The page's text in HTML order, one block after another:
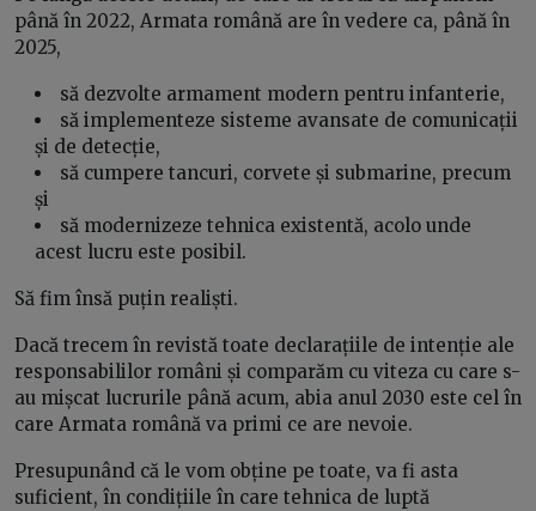
până în 2022, Armata română are în vedere ca, până în
2025,
să dezvolte armament modern pentru infanterie,
să implementeze sisteme avansate de comunicații
și de detecție,
să cumpere tancuri, corvete și submarine, precum
și
să modernizeze tehnica existentă, acolo unde
acest lucru este posibil.
Să fim însă puțin realiști.
Dacă trecem în revistă toate declarațiile de intenție ale
responsabililor români și comparăm cu viteza cu care s-
au mișcat lucrurile până acum, abia anul 2030 este cel în
care Armata română va primi ce are nevoie.
Presupunând că le vom obține pe toate, va fi asta
suficient, în condițiile în care tehnica de luptă